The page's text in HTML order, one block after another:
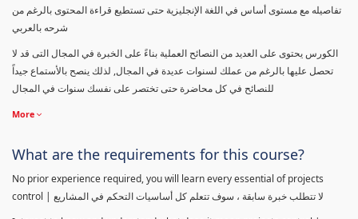
تفاصيله مع مستوى أساس في اللغة الإنجليزية حتى تستطيع قراءة المحتوى بالرغم من
شرحه بالعربي
الكورس يحتوى على العديد من النصائح العملية بناءً على الخبرة في المجال التى قد لا
تحصل عليها بالرغم من عملك لسنوات عديدة في المجال, لذلك ينصح بالأستماع جيداً
للنصائح في كل محاضرة حتى تختصر على نفسك سنوات في المجال
More
What are the requirements for this course?
No prior experience required, you will learn every essential of projects
control | لا تتطلب خبرة سابقة ، سوف تتعلم كل أساسيات التحكم في المشاريع